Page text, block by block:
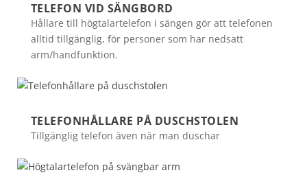
TELEFON VID SÄNGBORD
Hållare till högtalartelefon i sängen gör att telefonen
alltid tillgänglig, för personer som har nedsatt
arm/handfunktion.
TELEFONHÅLLARE PÅ DUSCHSTOLEN
Tillgänglig telefon även när man duschar